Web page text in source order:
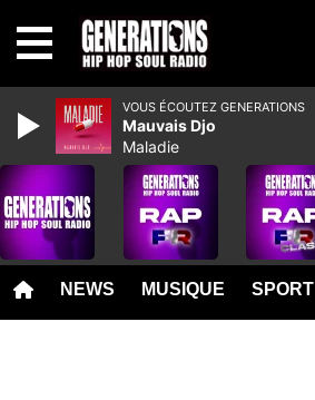
NEWS MUSIQUE SPORT
VOUS ÉCOUTEZ GENERATIONS
Mauvais Djo
Maladie